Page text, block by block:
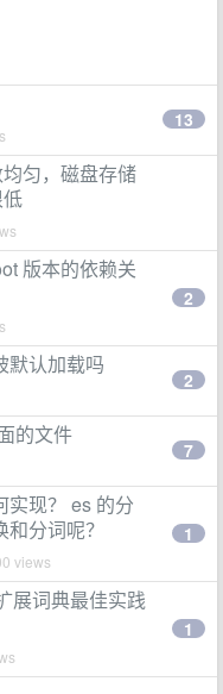
13
匀，磁盘存储
版本的依赖关
2
默认加载吗
2
的文件
7
实现？ es 的分
分词呢？
views
1
展词典最佳实践
1